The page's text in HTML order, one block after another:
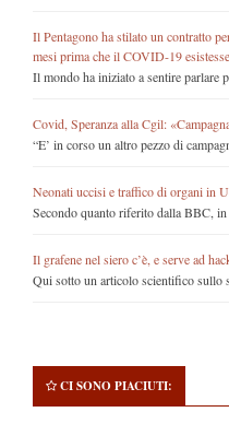
Il Pentagono ha stilato un contratto
mesi prima che il COVID-19
Il mondo ha iniziato a sentire parlare
Covid, Speranza alla Cgil:
“E’ in corso un altro pezzo di
Neonati uccisi e traffico di organi in
Secondo quanto riferito dalla BBC,
Il grafene nel siero c’è, e serve ad
Qui sotto un articolo scientifico
CI SONO PIACIUTI: